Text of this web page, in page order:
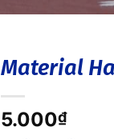
Material
5.000₫